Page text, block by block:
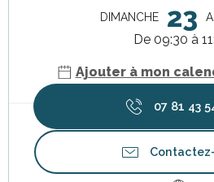
DIMANCHE 23
De 09:30 à
Ajouter à mon
07 81 43